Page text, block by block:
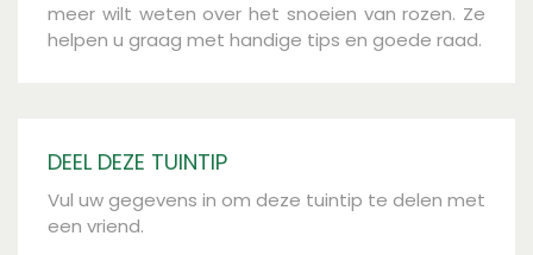
meer wilt weten over het snoeien van rozen. Ze
helpen u graag met handige tips en goede raad.
DEEL DEZE TUINTIP
Vul uw gegevens in om deze tuintip te delen met
een vriend.